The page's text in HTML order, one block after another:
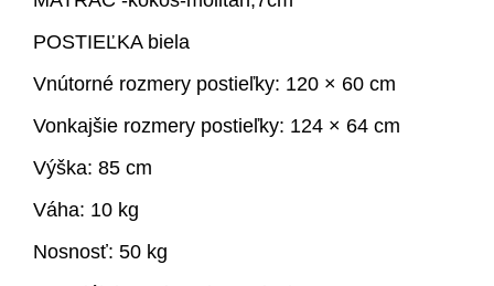
POSTIEĽKA biela
Vnútorné rozmery postieľky: 120 × 60 cm
Vonkajšie rozmery postieľky: 124 × 64 cm
Výška: 85 cm
Váha: 10 kg
Nosnosť: 50 kg